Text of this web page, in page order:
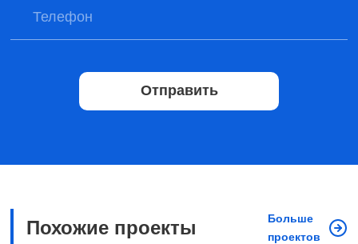
Отправить
Похожие проекты
Больше
проектов